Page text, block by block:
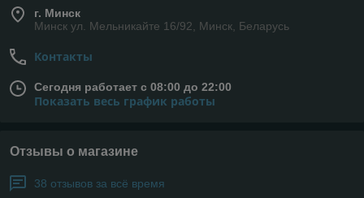
г. Минск
Минск ул. Мельникайте 16/92, Минск, Беларусь
Контакты
Сегодня работает с 08:00 до 22:00
Показать весь график работы
Отзывы о магазине
38 отзывов за всё время